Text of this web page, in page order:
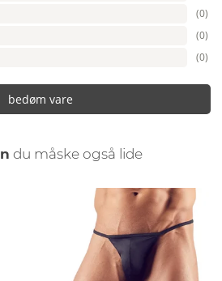
(0)
(0)
(0)
bedøm vare
du måske også lide